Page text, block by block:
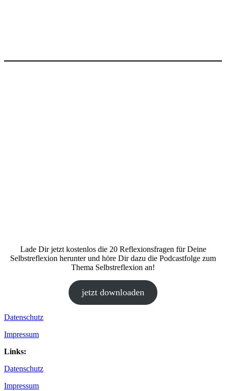
Lade Dir jetzt kostenlos die 20 Reflexionsfragen für Deine
Selbstreflexion herunter und höre Dir dazu die Podcastfolge zum
Thema Selbstreflexion an!
jetzt downloaden
Datenschutz
Impressum
Links:
Datenschutz
Impressum